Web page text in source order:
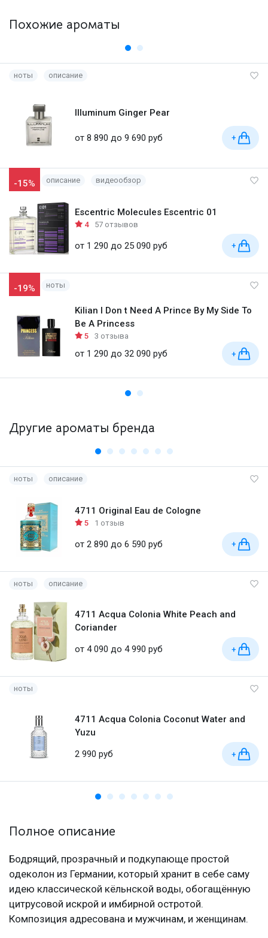
Похожие ароматы
ноты описание
Illuminum Ginger Pear
от 8 890 до 9 690 руб +
-15% описание видеообзор
Escentric Molecules Escentric 01
4 57 отзывов
от 1 290 до 25 090 руб +
-19% ноты
Kilian I Don t Need A Prince By My Side To
Be A Princess
5 3 отзыва
от 1 290 до 32 090 руб +
Другие ароматы бренда
ноты описание
4711 Original Eau de Cologne
5 1 отзыв
от 2 890 до 6 590 руб +
ноты описание
4711 Acqua Colonia White Peach and
Coriander
от 4 090 до 4 990 руб
+
ноты
4711 Acqua Colonia Coconut Water and
Yuzu
2 990 руб
+
Полное описание
Бодрящий, прозрачный и подкупающе простой
одеколон из Германии, который хранит в себе саму
идею классической кёльнской воды, обогащённую
цитрусовой искрой и имбирной остротой.
Композиция адресована и мужчинам, и женщинам.